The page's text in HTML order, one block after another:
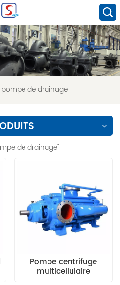
pompe de drainage
de drainage"
Pompe centrifuge
multicellulaire